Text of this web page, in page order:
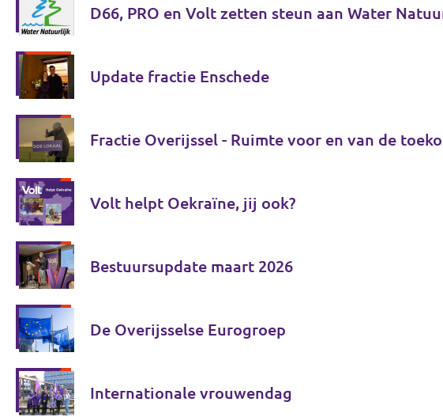
D66, PRO en Volt zetten steun aan Water
Update fractie Enschede
Fractie Overijssel - Ruimte voor en van de
Volt helpt Oekraïne, jij ook?
Bestuursupdate maart 2026
De Overijsselse Eurogroep
Internationale vrouwendag